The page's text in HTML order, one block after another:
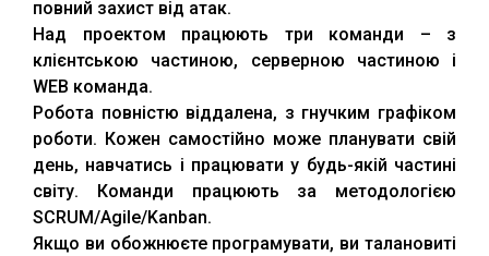
повний захист від атак.
Над проектом працюють три команди – з
клієнтською частиною, серверною частиною і
WEB команда.
Робота повністю віддалена, з гнучким графіком
роботи. Кожен самостійно може планувати свій
день, навчатись і працювати у будь-якій частині
світу. Команди працюють за методологією
SCRUM/Agile/Kanban.
Якщо ви обожнюєте програмувати, ви талановиті